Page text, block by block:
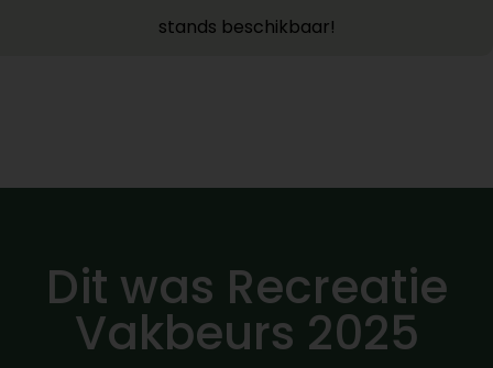
stands beschikbaar!
Dit was Recreatie
Vakbeurs 2025